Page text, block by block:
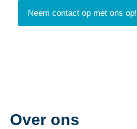
Neem contact op met ons op!
Over ons